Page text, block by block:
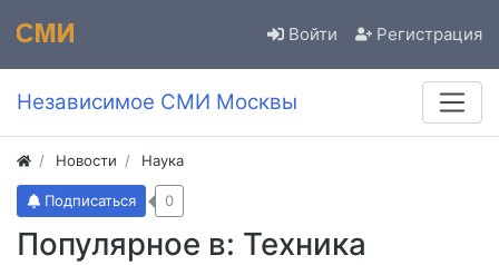
Войти Регистрация
Независимое СМИ Москвы
Новости Наука
Популярное в: Техника
Подписаться 0